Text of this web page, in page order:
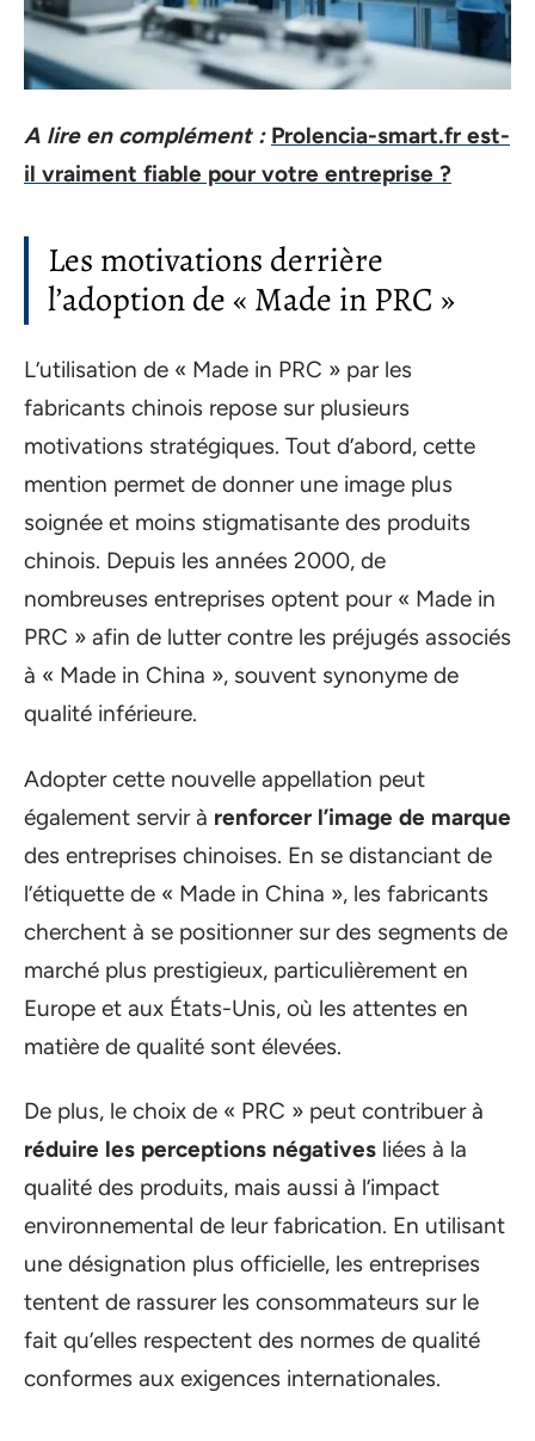
A lire en complément : Prolencia-smart.fr est-
il vraiment fiable pour votre entreprise ?
Les motivations derrière
l’adoption de « Made in PRC »
L’utilisation de « Made in PRC » par les
fabricants chinois repose sur plusieurs
motivations stratégiques. Tout d’abord, cette
mention permet de donner une image plus
soignée et moins stigmatisante des produits
chinois. Depuis les années 2000, de
nombreuses entreprises optent pour « Made in
PRC » afin de lutter contre les préjugés associés
à « Made in China », souvent synonyme de
qualité inférieure.
Adopter cette nouvelle appellation peut
également servir à renforcer l’image de marque
des entreprises chinoises. En se distanciant de
l’étiquette de « Made in China », les fabricants
cherchent à se positionner sur des segments de
marché plus prestigieux, particulièrement en
Europe et aux États-Unis, où les attentes en
matière de qualité sont élevées.
De plus, le choix de « PRC » peut contribuer à
réduire les perceptions négatives liées à la
qualité des produits, mais aussi à l’impact
environnemental de leur fabrication. En utilisant
une désignation plus officielle, les entreprises
tentent de rassurer les consommateurs sur le
fait qu’elles respectent des normes de qualité
conformes aux exigences internationales.